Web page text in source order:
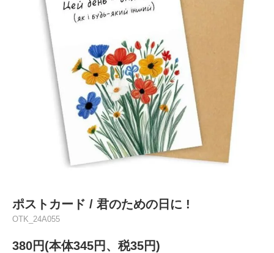
ポストカード / 君のための日に !
OTK_24A055
380円(本体345円、税35円)